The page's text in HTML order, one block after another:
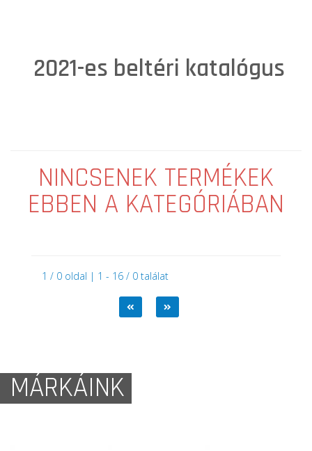
2021-es beltéri katalógus
NINCSENEK TERMÉKEK
EBBEN A KATEGÓRIÁBAN
1 / 0 oldal | 1 - 16 / 0 találat
MÁRKÁINK